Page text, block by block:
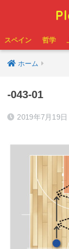
スペイン 哲学
ホーム
-043-01
2019年7月19日